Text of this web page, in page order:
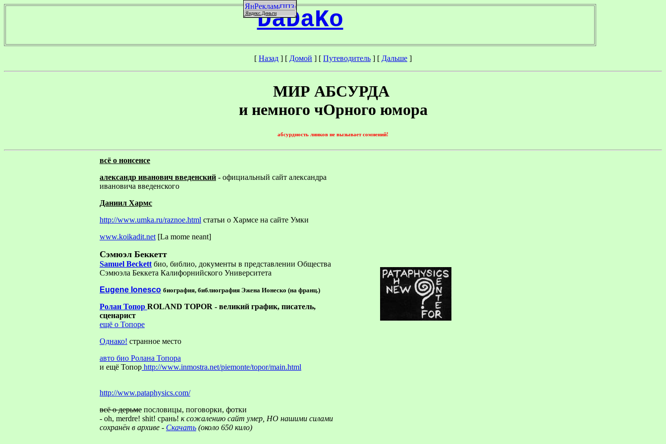
DaDaKo
[ Назад ] [ Домой ] [ Путеводитель ] [ Дальше ]
МИР АБСУРДА
и немного чОрного юмора
абсурдность линков не вызывает сомнений!
всё о нонсенсе
александр иванович введенский - официальный сайт александра
ивановича введенского
Даниил Хармс
http://www.umka.ru/raznoe.html статьи о Хармсе на сайте Умки
www.koikadit.net [La mome neant]
Сэмюэл Беккетт
Samuel Beckett био, библио, документы в представлении Общества
Сэмюэла Беккета Калифорнийского Университета
Eugene Ionesco биография, библиография Эжена Ионеско (на франц.)
Ролан Топор ROLAND TOPOR - великий график, писатель,
сценарист
ещё о Топоре
Однако! странное место
авто био Ролана Топора
и ещё Топор http://www.inmostra.net/piemonte/topor/main.html
http://www.pataphysics.com/
всё о дерьме пословицы, поговорки, фотки
- oh, merdre! shit! срань! к сожалению сайт умер, НО нашими силами
сохранён в архиве - Скачать (около 650 кило)
Яндекс.Деньги